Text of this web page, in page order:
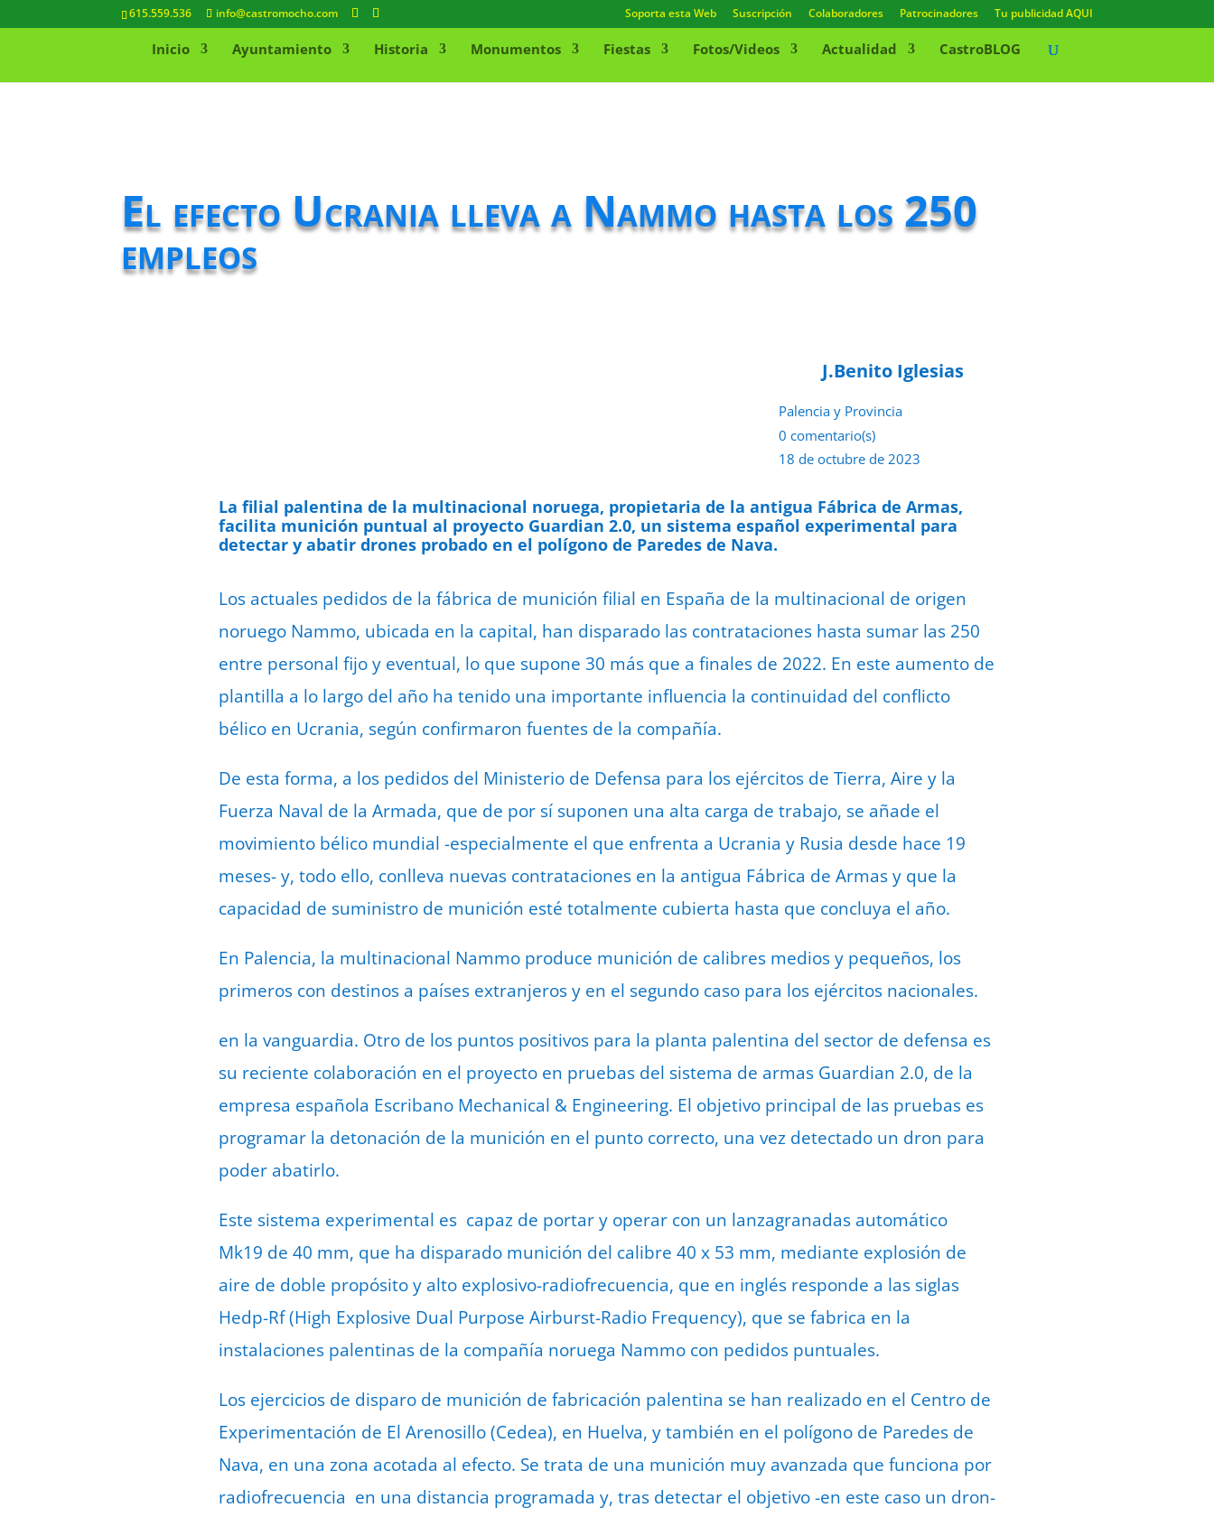
615.559.536 info@castromocho.com Soporta esta Web Suscripción Colaboradores Patrocinadores Tu publicidad AQUI
Inicio Ayuntamiento Historia Monumentos Fiestas Fotos/Videos Actualidad CastroBLOG
El efecto Ucrania lleva a Nammo hasta los 250
empleos
J.Benito Iglesias
Palencia y Provincia
0 comentario(s)
18 de octubre de 2023
La filial palentina de la multinacional noruega, propietaria de la antigua Fábrica de Armas,
facilita munición puntual al proyecto Guardian 2.0, un sistema español experimental para
detectar y abatir drones probado en el polígono de Paredes de Nava.
Los actuales pedidos de la fábrica de munición filial en España de la multinacional de origen
noruego Nammo, ubicada en la capital, han disparado las contrataciones hasta sumar las 250
entre personal fijo y eventual, lo que supone 30 más que a finales de 2022. En este aumento de
plantilla a lo largo del año ha tenido una importante influencia la continuidad del conflicto
bélico en Ucrania, según confirmaron fuentes de la compañía.
De esta forma, a los pedidos del Ministerio de Defensa para los ejércitos de Tierra, Aire y la
Fuerza Naval de la Armada, que de por sí suponen una alta carga de trabajo, se añade el
movimiento bélico mundial -especialmente el que enfrenta a Ucrania y Rusia desde hace 19
meses- y, todo ello, conlleva nuevas contrataciones en la antigua Fábrica de Armas y que la
capacidad de suministro de munición esté totalmente cubierta hasta que concluya el año.
En Palencia, la multinacional Nammo produce munición de calibres medios y pequeños, los
primeros con destinos a países extranjeros y en el segundo caso para los ejércitos nacionales.
en la vanguardia. Otro de los puntos positivos para la planta palentina del sector de defensa es
su reciente colaboración en el proyecto en pruebas del sistema de armas Guardian 2.0, de la
empresa española Escribano Mechanical & Engineering. El objetivo principal de las pruebas es
programar la detonación de la munición en el punto correcto, una vez detectado un dron para
poder abatirlo.
Este sistema experimental es capaz de portar y operar con un lanzagranadas automático
Mk19 de 40 mm, que ha disparado munición del calibre 40 x 53 mm, mediante explosión de
aire de doble propósito y alto explosivo-radiofrecuencia, que en inglés responde a las siglas
Hedp-Rf (High Explosive Dual Purpose Airburst-Radio Frequency), que se fabrica en la
instalaciones palentinas de la compañía noruega Nammo con pedidos puntuales.
Los ejercicios de disparo de munición de fabricación palentina se han realizado en el Centro de
Experimentación de El Arenosillo (Cedea), en Huelva, y también en el polígono de Paredes de
Nava, en una zona acotada al efecto. Se trata de una munición muy avanzada que funciona por
radiofrecuencia en una distancia programada y, tras detectar el objetivo -en este caso un dron-